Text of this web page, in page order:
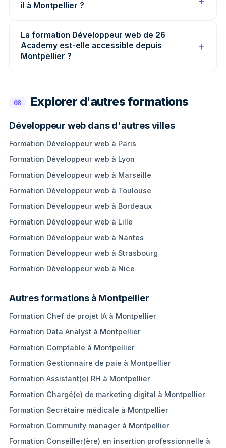
il à Montpellier ?
La formation Développeur web de 26
Academy est-elle accessible depuis
Montpellier ?
08 Explorer d'autres formations
Développeur web dans d'autres villes
Formation Développeur web à Paris
Formation Développeur web à Lyon
Formation Développeur web à Marseille
Formation Développeur web à Toulouse
Formation Développeur web à Bordeaux
Formation Développeur web à Lille
Formation Développeur web à Nantes
Formation Développeur web à Strasbourg
Formation Développeur web à Nice
Autres formations à Montpellier
Formation Chef de projet IA à Montpellier
Formation Data Analyst à Montpellier
Formation Comptable à Montpellier
Formation Gestionnaire de paie à Montpellier
Formation Assistant(e) RH à Montpellier
Formation Chargé(e) de marketing digital à Montpellier
Formation Secrétaire médicale à Montpellier
Formation Community manager à Montpellier
Formation Conseiller(ère) en insertion professionnelle à